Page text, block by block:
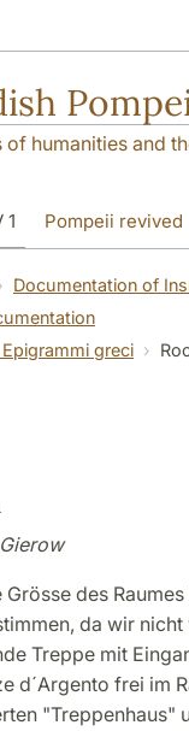
of humanities and
1 Pompeii revived
Documentation of
greci
des
da wir
Treppe mit
d´Argento frei im
"Treppenhaus"